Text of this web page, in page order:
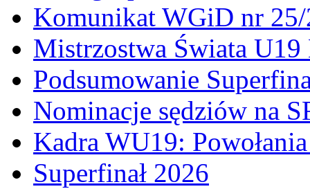
Komunikat WGiD nr
Mistrzostwa Świata
Podsumowanie
Nominacje sędziów na
Kadra WU19:
Superfinał 2026